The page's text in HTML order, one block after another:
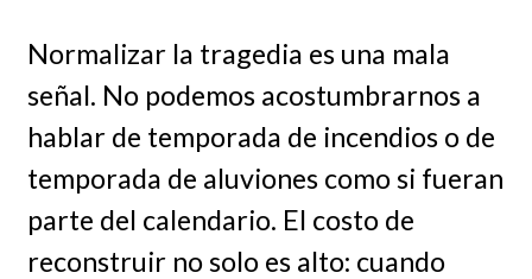
Normalizar la tragedia es una mala
señal. No podemos acostumbrarnos a
hablar de temporada de incendios o de
temporada de aluviones como si fueran
parte del calendario. El costo de
reconstruir no solo es alto: cuando